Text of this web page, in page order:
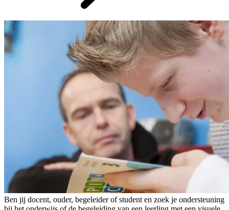
Ben jij docent, ouder, begeleider of student en zoek je ondersteuning